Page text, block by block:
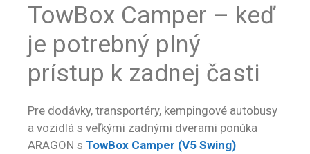
TowBox Camper – keď
je potrebný plný
prístup k zadnej časti
Pre dodávky, transportéry, kempingové autobusy
a vozidlá s veľkými zadnými dverami ponúka
ARAGON s TowBox Camper (V5 Swing)